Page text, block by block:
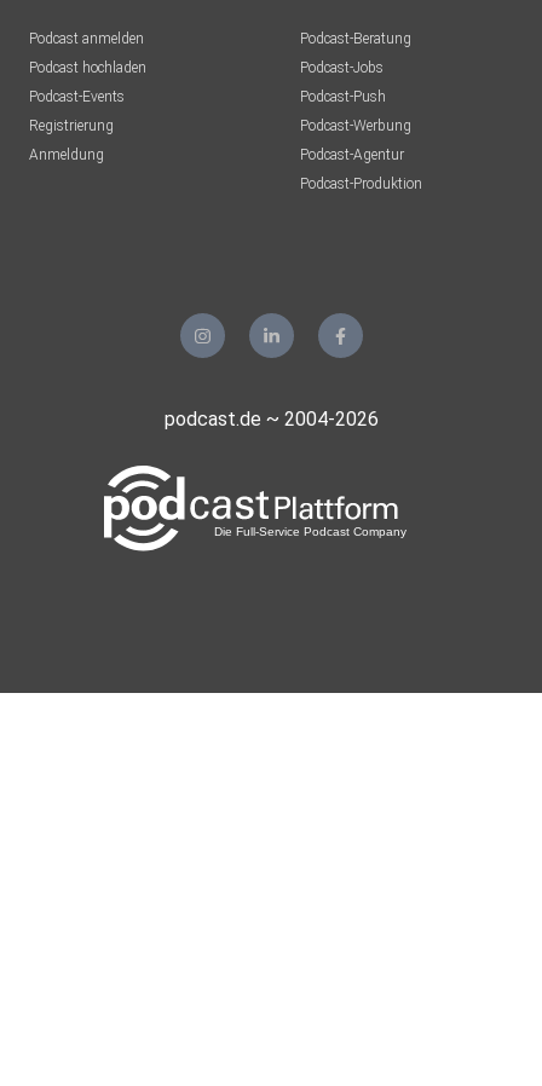
Podcast anmelden
Podcast hochladen
Podcast-Events
Registrierung
Anmeldung
Podcast-Beratung
Podcast-Jobs
Podcast-Push
Podcast-Werbung
Podcast-Agentur
Podcast-Produktion
podcast.de ~ 2004-2026